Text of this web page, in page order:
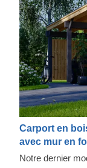
Carport en
avec mur en
Notre dernier